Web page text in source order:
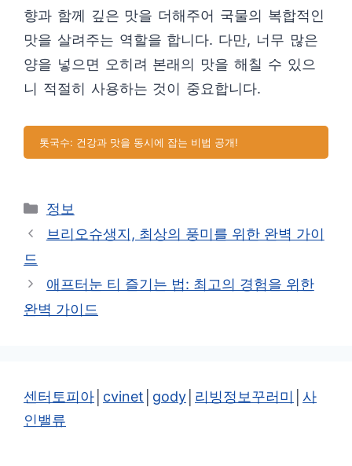
향과 함께 깊은 맛을 더해주어 국물의 복합적인
맛을 살려주는 역할을 합니다. 다만, 너무 많은
양을 넣으면 오히려 본래의 맛을 해칠 수 있으
니 적절히 사용하는 것이 중요합니다.
톳국수: 건강과 맛을 동시에 잡는 비법 공개!
카
테
정보
브리오슈생지, 최상의 풍미를 위한 완벽 가이
드
애프터눈 티 즐기는 법: 최고의 경험을 위한
완벽 가이드
센터토피아 cvinet gody 리빙정보꾸러미
사
인밸류